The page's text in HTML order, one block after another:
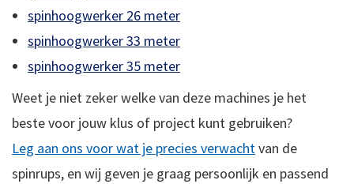
spinhoogwerker 26 meter
spinhoogwerker 33 meter
spinhoogwerker 35 meter
Weet je niet zeker welke van deze machines je het
beste voor jouw klus of project kunt gebruiken?
Leg aan ons voor wat je precies verwachtvan de
spinrups, en wij geven je graag persoonlijk en passend